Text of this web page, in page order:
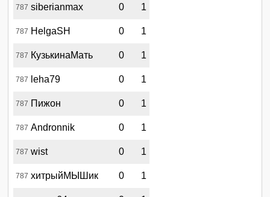
787 siberianmax 0 1
787 HelgaSH 0 1
787 КузькинаМать 0 1
787 leha79 0 1
787 Пижон 0 1
787 Andronnik 0 1
787 wist 0 1
787 хитрыйМЫШик 0 1